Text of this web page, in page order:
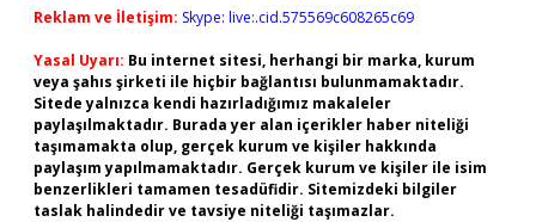
Reklam ve İletişim: Skype: live:.cid.575569c608265c69
Yasal Uyarı: Bu internet sitesi, herhangi bir marka, kurum
veya şahıs şirketi ile hiçbir bağlantısı bulunmamaktadır.
Sitede yalnızca kendi hazırladığımız makaleler
paylaşılmaktadır. Burada yer alan içerikler haber niteliği
taşımamakta olup, gerçek kurum ve kişiler hakkında
paylaşım yapılmamaktadır. Gerçek kurum ve kişiler ile isim
benzerlikleri tamamen tesadüfidir. Sitemizdeki bilgiler
taslak halindedir ve tavsiye niteliği taşımazlar.